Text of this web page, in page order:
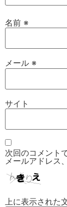
名前 ※
メール ※
サイト
次回のコメント
メールアドレス
上に表示された